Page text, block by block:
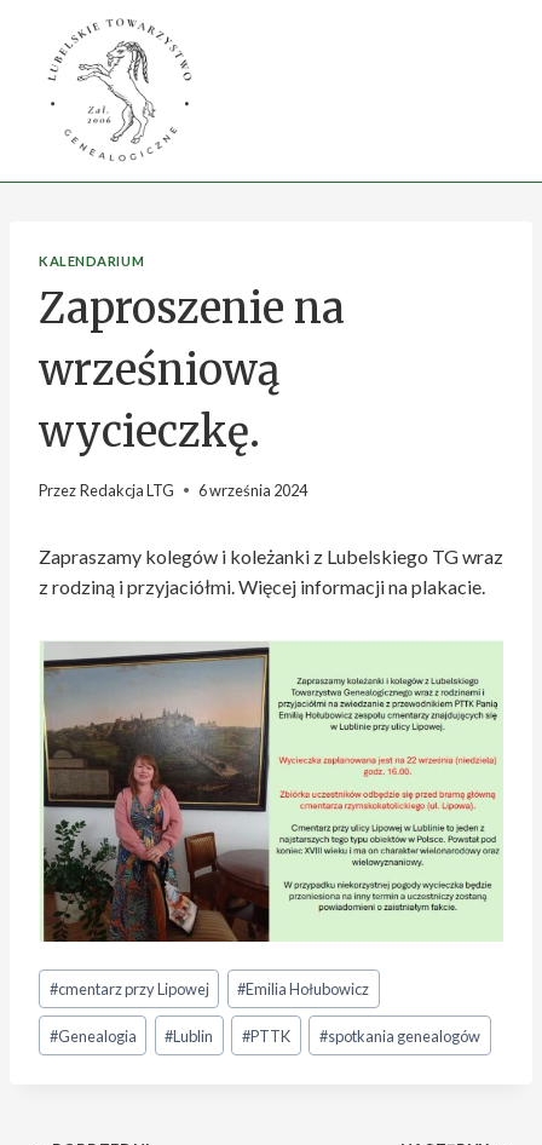
KALENDARIUM
Zaproszenie na
wrześniową
wycieczkę.
PrzezRedakcja LTG 6 września 2024
Zapraszamy kolegów i koleżanki z Lubelskiego TG wraz
z rodziną i przyjaciółmi. Więcej informacji na plakacie.
Tagi
wpisu:
#cmentarz przy Lipowej #Emilia Hołubowicz
#Genealogia #Lublin #PTTK #spotkania genealogów